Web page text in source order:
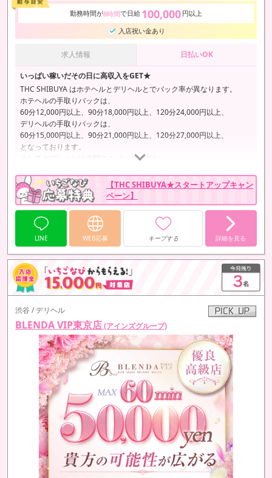
勤務時間が8時間で日給 100,000 円以上
入店祝い金あり
求人情報 日払いOK
いっぱい稼いだその日に高収入をGET★
THC SHIBUYA はホテヘルとデリヘルとでバック率が異なります。
ホテヘルの手取りバックは、
60分12,000円以上、90分18,000円以上、120分24,000円以上、
デリヘルの手取りバックは、
60分15,000円以上、90分21,000円以上、120分27,000円以上、
となっております。
そしてオプションは全額フルバックです！
客様は女の子に「チップ」をくださる機会がとても多いです！
出勤したその日に10万円以上持ち帰られる女の子もいらっいますよ♪
【THC SHIBUYA★スタートアップキャン
ペーン】
LINE WEB応募 キープする 詳細を見る
渋谷 / デリヘル
BLENDA VIP東京店(アインズグループ)